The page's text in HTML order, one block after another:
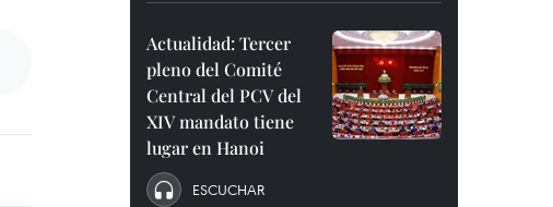
Actualidad: Tercer
pleno del Comité
Central del PCV del
XIV mandato tiene
lugar en Hanoi
ESCUCHAR